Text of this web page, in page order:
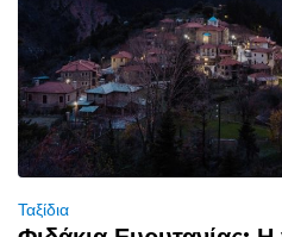
Ταξίδια